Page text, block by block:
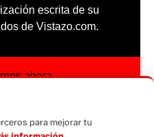
escrita de su
de Vistazo.com.
ahora
para mejorar tu